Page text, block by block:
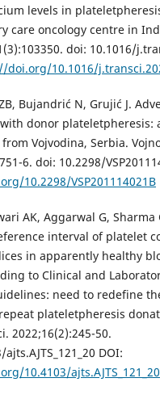
levels in
care oncology centre in
doi: 10.1016/
doi.org/10.1016/
Bujandrić N, Grujić J.
donor plateletpheresis:
Vojvodina, Serbia.
6. doi: 10.2298/
10.2298/VSP201114021B
AK, Aggarwal G,
interval of platelet
in apparently healthy
to Clinical and
need to redefine
plateletpheresis
2022;16(2):245-50.
DOI:
10.4103/ajts.AJTS_121_20